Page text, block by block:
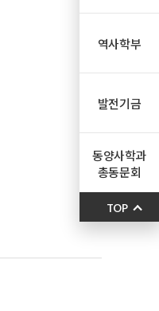
역사학부
발전기금
동양사학과
총동문회
TOP